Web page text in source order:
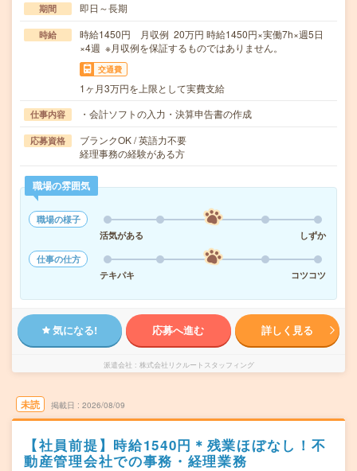
期間 即日～長期
時給
時給1450円 月収例 20万円 時給1450円×実働7h×週5日
×4週 ※月収例を保証するものではありません。
交通費
1ヶ月3万円を上限として実費支給
仕事内容 ・会計ソフトの入力・決算申告書の作成
応募資格
ブランクOK / 英語力不要
経理事務の経験がある方
職場の雰囲気
職場の様子
活気がある
しずか
仕事の仕方
テキパキ
コツコツ
気になる! 応募へ進む 詳しく見る
派遣会社 株式会社リクルートスタッフィング
未読 掲載日 2026/08/09
【社員前提】時給1540円＊残業ほぼなし！不
動産管理会社での事務・経理業務